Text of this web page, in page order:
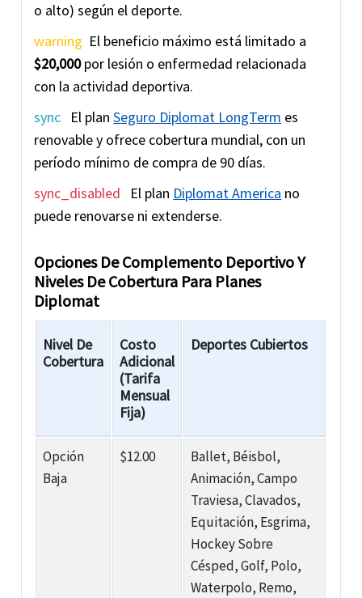
o alto) según el deporte.
warning El beneficio máximo está limitado a
$20,000por lesión o enfermedad relacionada
con la actividad deportiva.
sync
El planSeguro Diplomat LongTerm es
renovable y ofrece cobertura mundial, con un
período mínimo de compra de 90 días.
sync_disabled
El plan Diplomat America no
puede renovarse ni extenderse.
Opciones De Complemento Deportivo Y
Niveles De Cobertura Para Planes
Diplomat
Nivel De
Cobertura
Costo
Adicional
(Tarifa
Mensual
Fija)
Deportes Cubiertos
Opción
Baja
$12.00
Ballet, Béisbol,
Animación, Campo
Traviesa, Clavados,
Equitación, Esgrima,
Hockey Sobre
Césped, Golf, Polo,
Waterpolo, Remo,